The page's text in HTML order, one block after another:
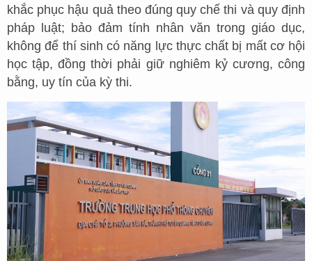
khắc phục hậu quả theo đúng quy chế thi và quy định
pháp luật; bảo đảm tính nhân văn trong giáo dục,
không để thí sinh có năng lực thực chất bị mất cơ hội
học tập, đồng thời phải giữ nghiêm kỷ cương, công
bằng, uy tín của kỳ thi.